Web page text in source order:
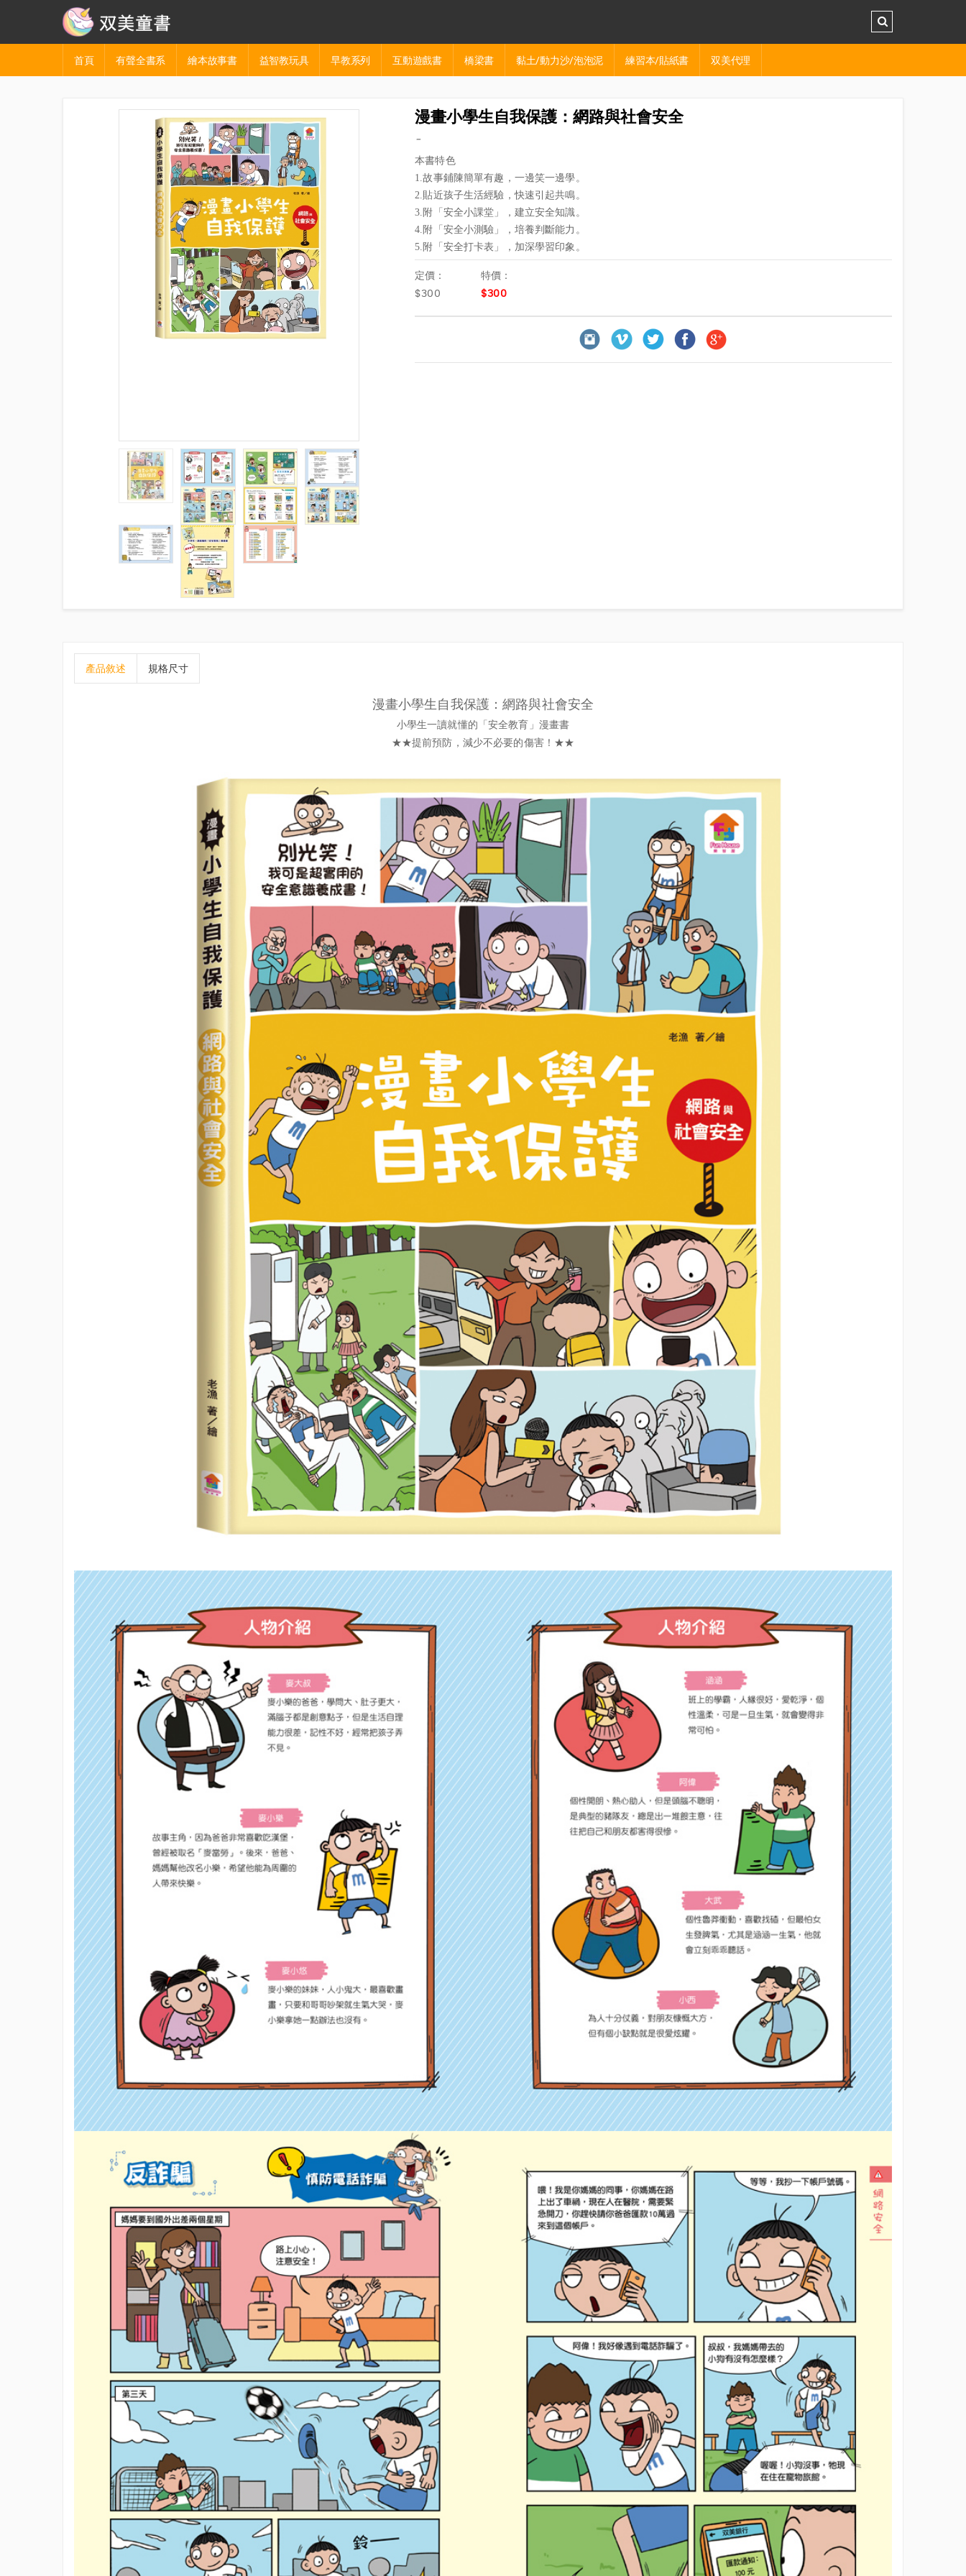
首頁 有聲全書系 繪本故事書 益智教玩具 早教系列 互動遊戲書 橋梁書 黏土/動力沙/泡泡泥 練習本/貼紙書 双美代理
漫畫小學生自我保護：網路與社會安全
-
本書特色
1.故事鋪陳簡單有趣，一邊笑一邊學。
2.貼近孩子生活經驗，快速引起共鳴。
3.附「安全小課堂」，建立安全知識。
4.附「安全小測驗」，培養判斷能力。
5.附「安全打卡表」，加深學習印象。
定價：
$300
特價：
$300
產品敘述 規格尺寸
漫畫小學生自我保護：網路與社會安全
小學生一讀就懂的「安全教育」漫畫書
★★提前預防，減少不必要的傷害！ ★★